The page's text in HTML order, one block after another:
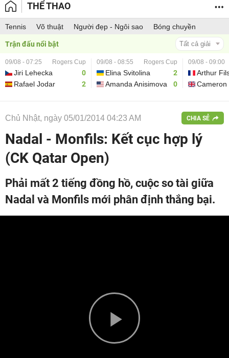
THỂ THAO
Tennis Võ thuật Người đẹp - Ngôi sao Bóng chuyền
Trận đấu nổi bật Tất cả giải
09/08 - 07:25 Rogers Cup
Jiri Lehecka
0
Rafael Jodar
2
09/08 - 08:55 Rogers Cup
Elina Svitolina
2
Amanda Anisimova
0
09/08 - 09:00
Arthur
Cameron
Chủ Nhật, ngày 05/01/2014 04:23 AM CHIA SẺ
Nadal - Monfils: Kết cục hợp lý
(CK Qatar Open)
Phải mất 2 tiếng đồng hồ, cuộc so tài giữa
Nadal và Monfils mới phân định thắng bại.
Play